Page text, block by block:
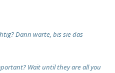
Dann warte, bis sie das
Wait until they are all you